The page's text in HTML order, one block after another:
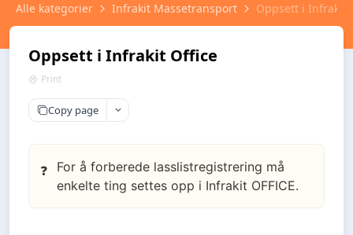
Alle kategorier Infrakit Massetransport Oppsett i Infrakit
Oppsett i Infrakit Office
Print
Copy page
❓
For å forberede lasslistregistrering må
enkelte ting settes opp i Infrakit OFFICE.